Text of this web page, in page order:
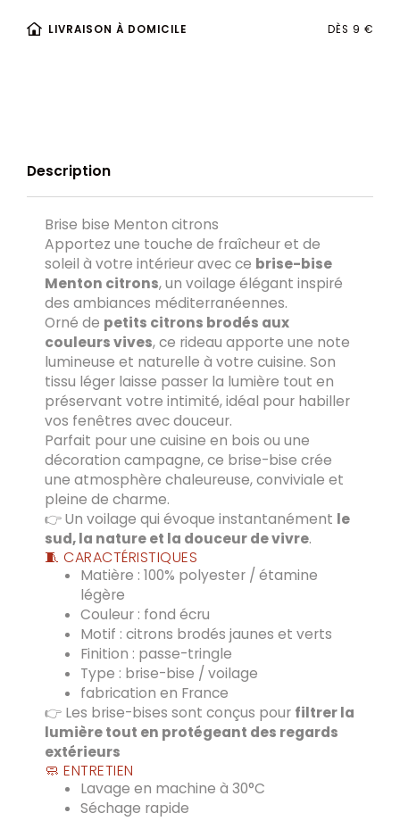
LIVRAISON À DOMICILE DÈS 9 €
Description
Brise bise Menton citrons
Apportez une touche de fraîcheur et de
soleil à votre intérieur avec ce brise-bise
Menton citrons, un voilage élégant inspiré
des ambiances méditerranéennes.
Orné de petits citrons brodés aux
couleurs vives, ce rideau apporte une note
lumineuse et naturelle à votre cuisine. Son
tissu léger laisse passer la lumière tout en
préservant votre intimité, idéal pour habiller
vos fenêtres avec douceur.
Parfait pour une cuisine en bois ou une
décoration campagne, ce brise-bise crée
une atmosphère chaleureuse, conviviale et
pleine de charme.
👉 Un voilage qui évoque instantanément le
sud, la nature et la douceur de vivre.
🧵 CARACTÉRISTIQUES
Matière : 100% polyester / étamine
légère
Couleur : fond écru
Motif : citrons brodés jaunes et verts
Finition : passe-tringle
Type : brise-bise / voilage
fabrication en France
👉 Les brise-bises sont conçus pour filtrer la
lumière tout en protégeant des regards
extérieurs
🧼 ENTRETIEN
Lavage en machine à 30°C
Séchage rapide